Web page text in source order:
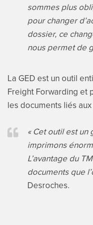
sommes plus
pour changer
dossier, ce
nous permet de
La GED est un outil
Freight Forwarding et
les documents liés
« Cet outil est un
imprimons
L’avantage du
documents que
Desroches.